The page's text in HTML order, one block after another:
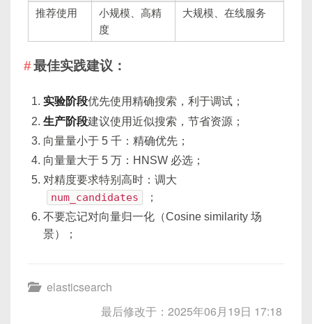
推荐使用
小规模、高精
度
大规模、在线服务
最佳实践建议：
实验阶段优先使用精确搜索，利于调试；
生产阶段建议使用近似搜索，节省资源；
向量量小于 5 千：精确优先；
向量量大于 5 万：HNSW 必选；
对精度要求特别高时：调大
num_candidates
；
不要忘记对向量归一化（Cosine similarity 场
景）；
elasticsearch
最后修改于：2025年06月19日 17:18